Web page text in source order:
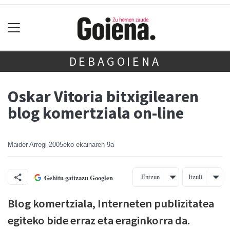
DEBAGOIENA
Oskar Vitoria bitxigilearen
blog komertziala on-line
Maider Arregi 2005eko ekainaren 9a
Gehitu gaitzazu Googlen Entzun Itzuli
Blog komertziala, Interneten publizitatea
egiteko bide erraz eta eraginkorra da.